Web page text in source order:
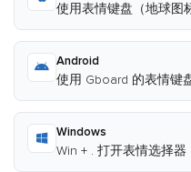
使用表情键盘（地球图
Android
使用 Gboard 的表情键
Windows
Win + . 打开表情选择器